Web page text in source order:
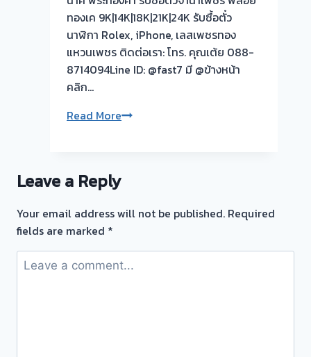
ทองเค 9K|14K|18K|21K|24K รับซื้อตั๋ว
นาฬิกา Rolex, iPhone, เลสเพชรทอง
แหวนเพชร ติดต่อเรา: โทร. คุณเต้ย 088-
8714094Line ID: @fast7 มี @ข้างหน้า
คลิก…
Read Moreรับ
ทอง
บริการ
รับ
ไถ่ถอน
Leave a Reply
Your email address will not be published. Required
fields are marked *